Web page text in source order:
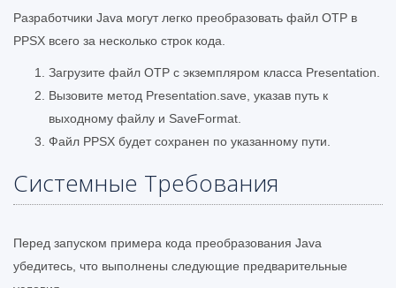
Разработчики Java могут легко преобразовать файл OTP в
PPSX всего за несколько строк кода.
Загрузите файл OTP с экземпляром класса Presentation.
Вызовите метод Presentation.save, указав путь к
выходному файлу и SaveFormat.
Файл PPSX будет сохранен по указанному пути.
Системные Требования
Перед запуском примера кода преобразования Java
убедитесь, что выполнены следующие предварительные